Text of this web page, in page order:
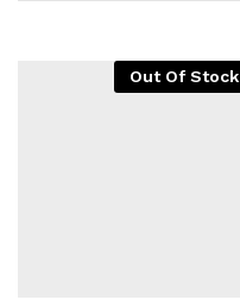
Out Of Stock